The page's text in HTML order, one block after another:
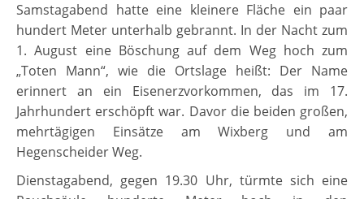
Samstagabend hatte eine kleinere Fläche ein paar
hundert Meter unterhalb gebrannt. In der Nacht zum
1. August eine Böschung auf dem Weg hoch zum
„Toten Mann“, wie die Ortslage heißt: Der Name
erinnert an ein Eisenerzvorkommen, das im 17.
Jahrhundert erschöpft war. Davor die beiden großen,
mehrtägigen Einsätze am Wixberg und am
Hegenscheider Weg.
Dienstagabend, gegen 19.30 Uhr, türmte sich eine